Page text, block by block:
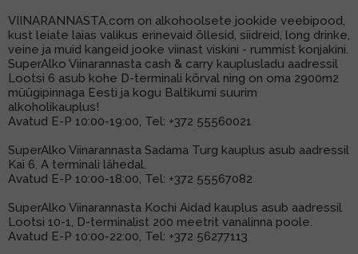
VIINARANNASTA.com on alkohoolsete jookide veebipood,
kust leiate laias valikus erinevaid õllesid, siidreid, long drinke,
veine ja muid kangeid jooke viinast viskini - rummist konjakini.
SuperAlko Viinarannasta cash & carry kauplusladu aadressil
Lootsi 6 asub kohe D-terminali kõrval ning on oma 2900m2
müügipinnaga Eesti ja kogu Baltikumi suurim
alkoholikauplus!
Avatud E-P 10:00-19:00, Tel: +372 55560021
SuperAlko Viinarannasta Sadama Turg kauplus asub aadressil
Kai 6, A terminali lähedal.
Avatud E-P 10:00-18:00, Tel: +372 55567082
SuperAlko Viinarannasta Kochi Aidad kauplus asub aadressil
Lootsi 10-1, D-terminalist 200 meetrit vanalinna poole.
Avatud E-P 10:00-22:00, Tel: +372 56277113